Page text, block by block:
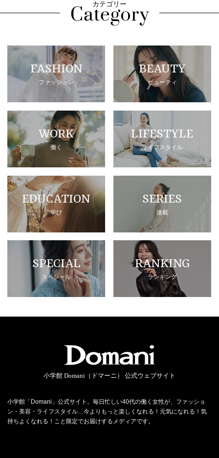
カテゴリー
FASHION
ファッション
BEAUTY
ビューティ
WORK
働く
LIFESTYLE
ライフスタイル
EDUCATION
学び
SERIES
連載
SPECIAL
スペシャル
RANKING
ランキング
小学館 Domani（ドマーニ） 公式ウェブサイト
小学館「Domani」公式サイト。毎日忙しい40代の働く女性が、ファッショ
ン・美容・ライフスタイル…今よりもっと楽しくなれる！元気になれる！気
持ちよくなれる！こと限定でお届けするメディアです。